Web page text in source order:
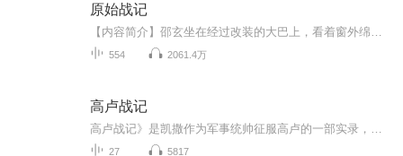
原始战记
554 2061.4万
高卢战记
27 5817